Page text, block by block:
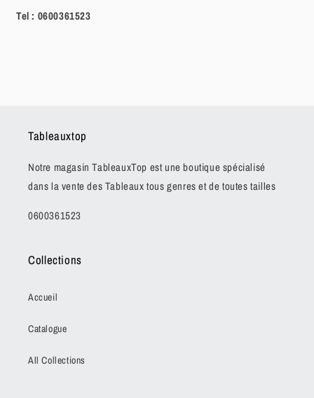
Tel : 0600361523
Tableauxtop
Notre magasin TableauxTop est une boutique spécialisé
dans la vente des Tableaux tous genres et de toutes tailles
0600361523
Collections
Accueil
Catalogue
All Collections